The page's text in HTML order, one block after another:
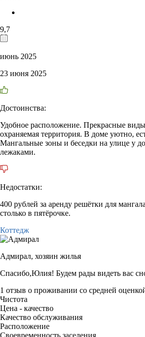
9,7
июнь 2025
23 июня 2025
Достоинства:
Удобное расположение. Прекрасные
охраняемая территория. В доме уютно,
Мангальные зоны и беседки на улице у
лежаками.
Недостатки:
400 рублей за аренду решётки для
столько в пятёрочке.
Коттедж
Адмирал, хозяин жилья
Спасибо,Юлия! Будем рады видеть вас
1 отзыв о проживании со средней
Чистота
Цена - качество
Качество обслуживания
Расположение
Своевременность заселения